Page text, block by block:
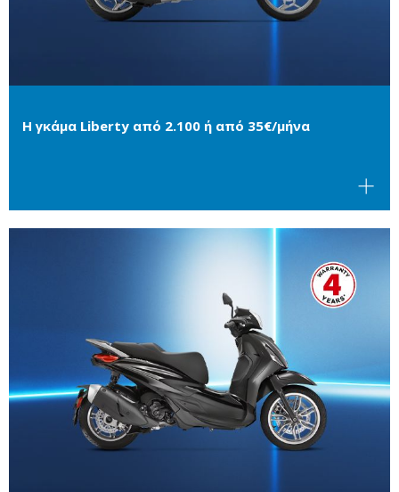
Η γκάμα Liberty από 2.100 ή από 35€/μήνα